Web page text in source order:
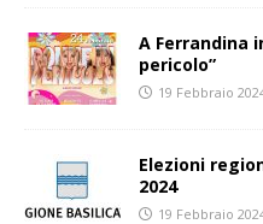
A Ferrandina
pericolo”
19 Febbraio
Elezioni
2024
19 Febbraio